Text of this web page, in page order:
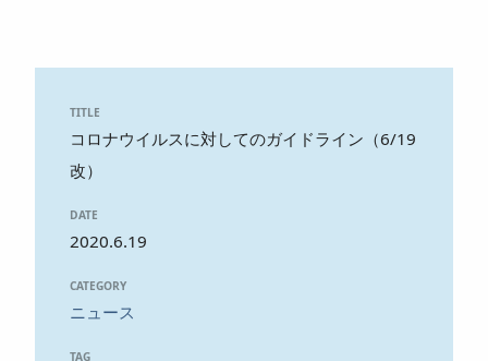
TITLE
コロナウイルスに対してのガイドライン（6/19
改）
DATE
2020.6.19
CATEGORY
ニュース
TAG